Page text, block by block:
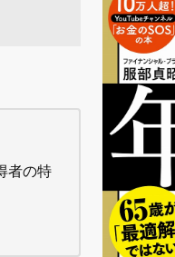
者の特